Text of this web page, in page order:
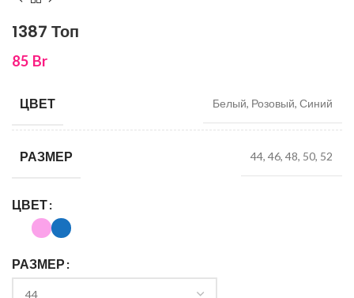
1387 Топ
85 Br
ЦВЕТ Белый, Розовый, Синий
РАЗМЕР 44, 46, 48, 50, 52
ЦВЕТ
РАЗМЕР